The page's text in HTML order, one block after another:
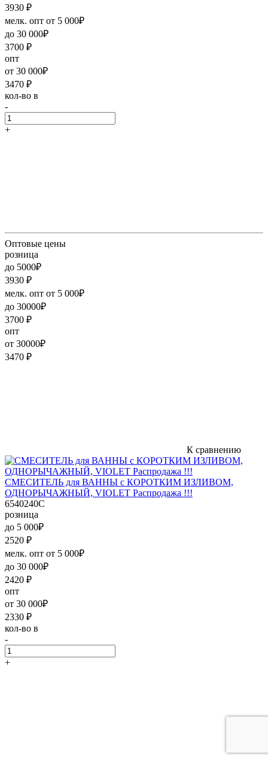
3930 ₽
мелк. опт от 5 000₽
до 30 000₽
3700 ₽
опт
от 30 000₽
3470 ₽
кол-во в
-
+
Оптовые цены
розница
до 5000₽
3930 ₽
мелк. опт от 5 000₽
до 30000₽
3700 ₽
опт
от 30000₽
3470 ₽
К сравнению
СМЕСИТЕЛЬ для ВАННЫ с КОРОТКИМ ИЗЛИВОМ,
ОДНОРЫЧАЖНЫЙ, VIOLET Распродажа !!!
6540240C
розница
до 5 000₽
2520 ₽
мелк. опт от 5 000₽
до 30 000₽
2420 ₽
опт
от 30 000₽
2330 ₽
кол-во в
-
+